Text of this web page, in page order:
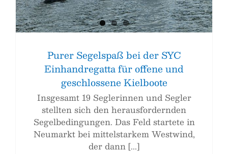
Purer Segelspaß bei der SYC
Einhandregatta für offene und
geschlossene Kielboote
Insgesamt 19 Seglerinnen und Segler
stellten sich den herausfordernden
Segelbedingungen. Das Feld startete in
Neumarkt bei mittelstarkem Westwind,
der dann [...]